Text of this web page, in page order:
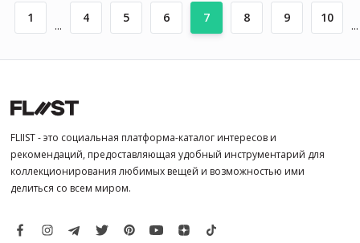
1 ... 4 5 6 7 8 9 10 ...
FLIIST - это социальная платформа-каталог интересов и
рекомендаций, предоставляющая удобный инструментарий для
коллекционирования любимых вещей и возможностью ими
делиться со всем миром.